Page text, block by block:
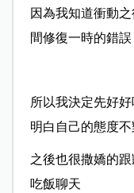
因為我知道衝動
間修復一時的錯誤
所以我決定先好
明白自己的態度不
之後也很撒嬌的
吃飯聊天